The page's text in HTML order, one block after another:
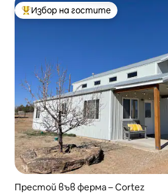
Най-популярен избор на гостите
Избор на гостите
Престой във ферма – Cortez